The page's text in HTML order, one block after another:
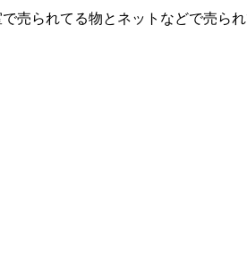
売られてる物とネットなどで売ら